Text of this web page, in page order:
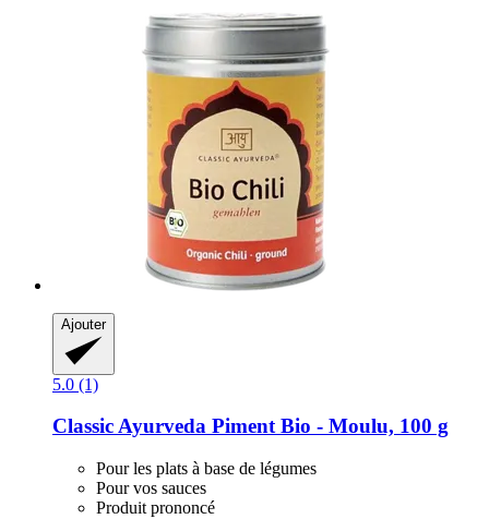
Ajouter
5.0 (1)
Classic Ayurveda Piment Bio -​ Moulu, 100 g
Pour les plats à base de légumes
Pour vos sauces
Produit prononcé